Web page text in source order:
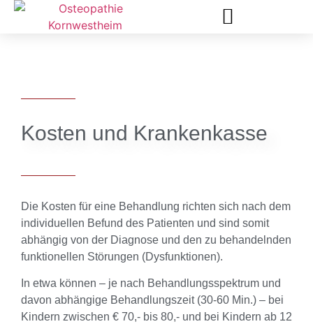
Kosten und Krankenkasse
Die Kosten für eine Behandlung richten sich nach dem
individuellen Befund des Patienten und sind somit
abhängig von der Diagnose und den zu behandelnden
funktionellen Störungen (Dysfunktionen).
In etwa können – je nach Behandlungsspektrum und
davon abhängige Behandlungszeit (30-60 Min.) – bei
Kindern zwischen € 70,- bis 80,- und bei Kindern ab 12